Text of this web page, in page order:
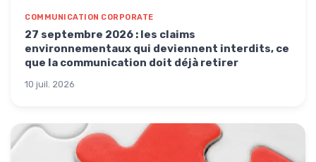
COMMUNICATION CORPORATE
27 septembre 2026 : les claims
environnementaux qui deviennent interdits, ce
que la communication doit déjà retirer
10 juil. 2026